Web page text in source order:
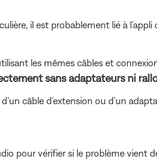
il est probablement lié à l’appli
les mêmes câbles et
sans adaptateurs ni
câble d’extension ou d’un
pour vérifier si le problème vient